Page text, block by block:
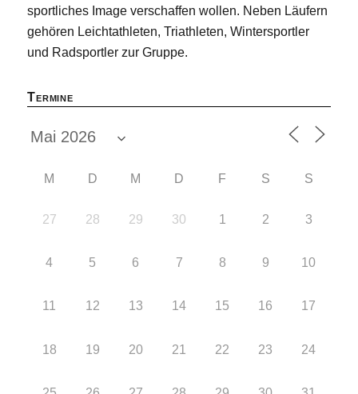
sportliches Image verschaffen wollen. Neben Läufern
gehören Leichtathleten, Triathleten, Wintersportler
und Radsportler zur Gruppe.
Termine
M D M D F S S
27 28 29 30 1 2 3
4 5 6 7 8 9 10
11 12 13 14 15 16 17
18 19 20 21 22 23 24